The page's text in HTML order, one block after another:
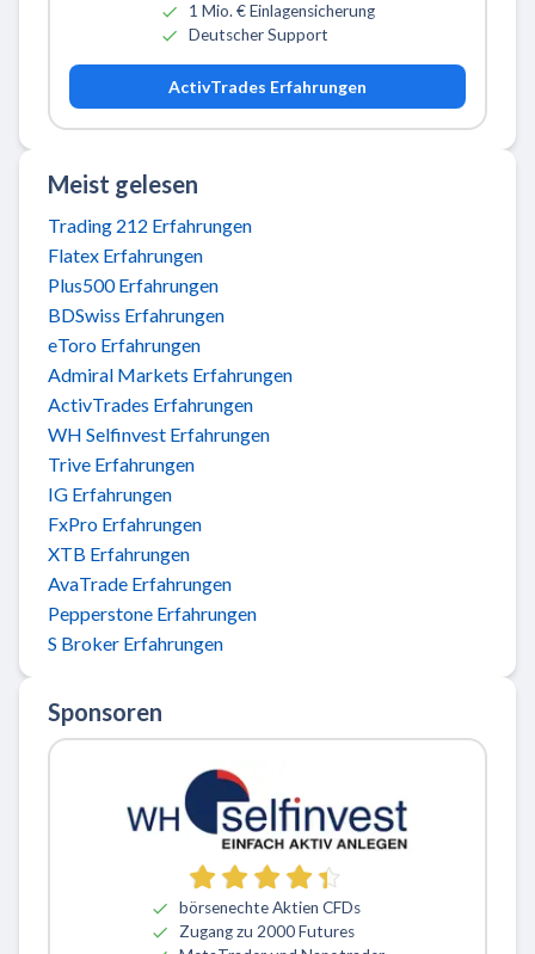
1 Mio. € Einlagensicherung
Deutscher Support
ActivTrades Erfahrungen
Meist gelesen
Trading 212 Erfahrungen
Flatex Erfahrungen
Plus500 Erfahrungen
BDSwiss Erfahrungen
eToro Erfahrungen
Admiral Markets Erfahrungen
ActivTrades Erfahrungen
WH Selfinvest Erfahrungen
Trive Erfahrungen
IG Erfahrungen
FxPro Erfahrungen
XTB Erfahrungen
AvaTrade Erfahrungen
Pepperstone Erfahrungen
S Broker Erfahrungen
Sponsoren
börsenechte Aktien CFDs
Zugang zu 2000 Futures